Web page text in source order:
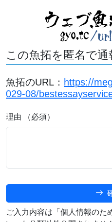
この魚拓を匿名で通
魚拓のURL： https://
029-08/
理由 （必須）
ご入力内容は「個人情報のた